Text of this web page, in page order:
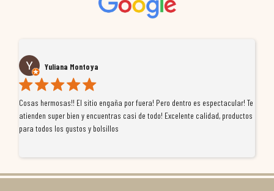
Yuliana Montoya
Cosas hermosas!! El sitio engaña por fuera! Pero dentro es espectacular! Te
atienden super bien y encuentras casi de todo! Excelente calidad, productos
para todos los gustos y bolsillos